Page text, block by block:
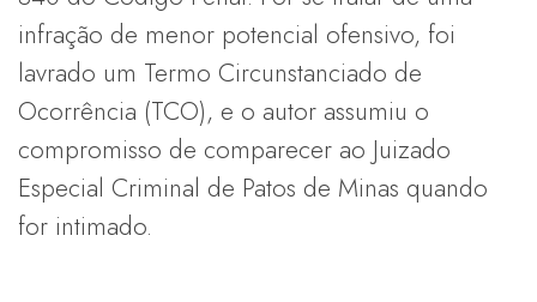
infração de menor potencial ofensivo, foi
lavrado um Termo Circunstanciado de
Ocorrência (TCO), e o autor assumiu o
compromisso de comparecer ao Juizado
Especial Criminal de Patos de Minas quando
for intimado.